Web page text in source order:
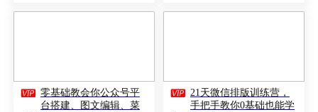
 零基础教会你公众号平
台搭建、图文编辑、菜
 21天微信排版训练营，
手把手教你0基础也能学